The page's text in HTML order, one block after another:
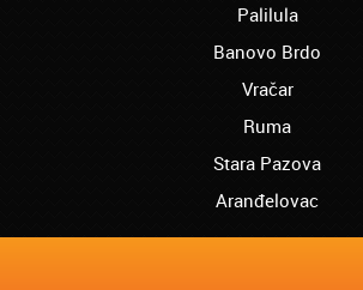
Završio sam kurs makedonskog jezika.
Nastaviću sa časovima kod vas!
Novi Beograd - Aleksandar:
Pohađala sam kurs arapski jezik. Svima
potrebno na poslu. Posle vašeg kursa
Palilula
Banovo Brdo
Vračar
Ruma
Stara Pazova
Aranđelovac